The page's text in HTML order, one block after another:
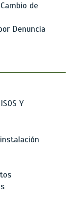
de
Denuncia
Y